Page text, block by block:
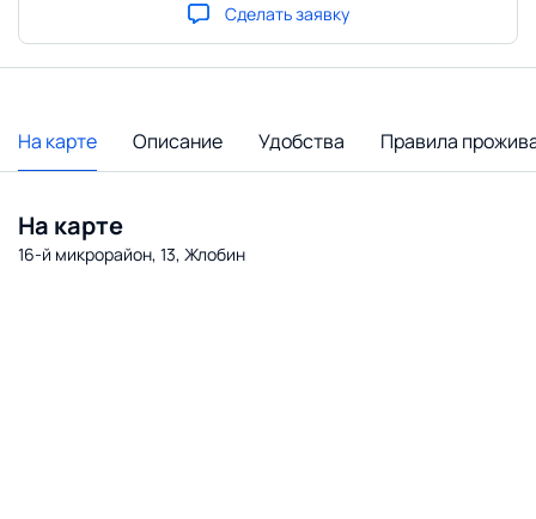
Сделать заявку
На карте Описание Удобства Правила
На карте
16-й микрорайон, 13, Жлобин